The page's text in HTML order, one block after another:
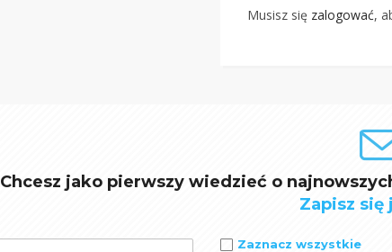
Musisz się zalogować,
Chcesz jako pierwszy wiedzieć o
Zapisz się
Zaznacz wszystkie